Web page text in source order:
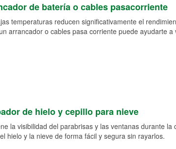
de batería o cables pasacorriente
temperaturas reducen significativamente el
arrancador o cables pasa corriente puede ayudarte
de hielo y cepillo para nieve
la visibilidad del parabrisas y las ventanas durante
hielo y la nieve de forma fácil y segura sin rayarlos.